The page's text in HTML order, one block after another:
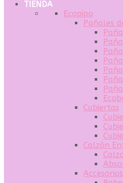
TIENDA
Ecopipo
Pañales
Cubiertas
Calzón
Accesorios